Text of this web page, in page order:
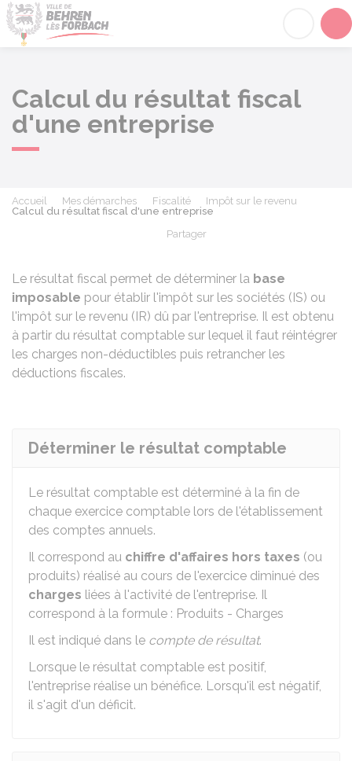
Calcul du résultat fiscal
d'une entreprise
Accueil Mes démarches Fiscalité
Impôt sur le revenu
Calcul du résultat fiscal d'une entreprise
Partager
Le résultat fiscal permet de déterminer la base
imposable pour établir l'impôt sur les sociétés (IS) ou
l'impôt sur le revenu (IR) dû par l'entreprise. Il est obtenu
à partir du résultat comptable sur lequel il faut réintégrer
les charges non-déductibles puis retrancher les
déductions fiscales.
Déterminer le résultat comptable
Le résultat comptable est déterminé à la fin de
chaque exercice comptable lors de l'établissement
des comptes annuels.
Il correspond au chiffre d'affaires hors taxes (ou
produits) réalisé au cours de l'exercice diminué des
charges liées à l'activité de l'entreprise. Il
correspond à la formule : Produits - Charges
Il est indiqué dans le compte de résultat.
Lorsque le résultat comptable est positif,
l'entreprise réalise un bénéfice. Lorsqu'il est négatif,
il s'agit d'un déficit.